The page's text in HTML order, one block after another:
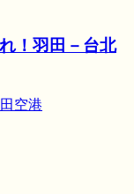
！羽田－台北
空港